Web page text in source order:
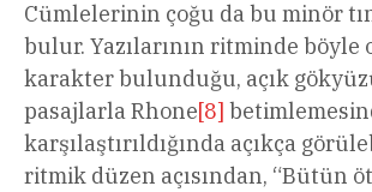
Cümlelerinin çoğu da bu minör
bulur. Yazılarının ritminde böyle
karakter bulunduğu, açık
pasajlarla Rhone[8]
karşılaştırıldığında açıkça
ritmik düzen açısından, “Bütün